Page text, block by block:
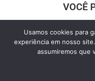
VOCÊ
Usamos cookies para
experiência em nosso
assumiremos que